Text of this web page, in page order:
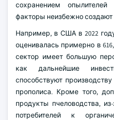
сохранением опылителей
факторы неизбежно создают
Например, в США в 2022
оценивалась примерно в
сектор имеет большую
как дальнейшие
способствуют
прополиса. Кроме того,
продукты пчеловодства,
потребителей к